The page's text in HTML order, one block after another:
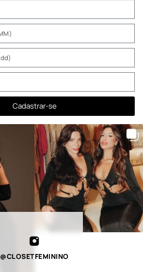
Cadastrar-se
@CLOSETFEMININO